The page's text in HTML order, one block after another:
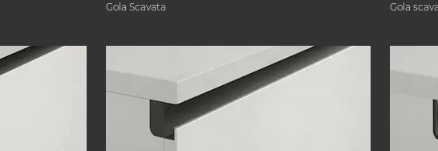
Gola Scavata Gola